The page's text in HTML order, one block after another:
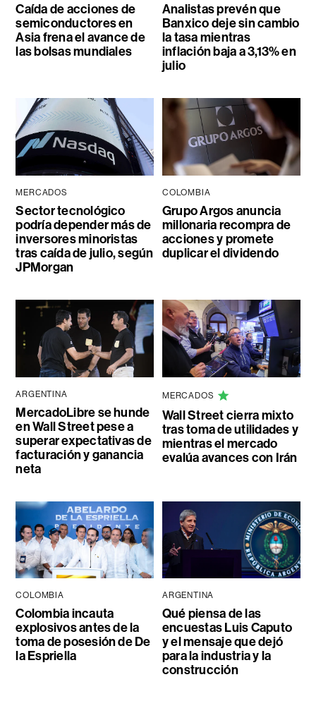
Caída de acciones de
semiconductores en
Asia frena el avance de
las bolsas mundiales
Analistas prevén que
Banxico deje sin cambio
la tasa mientras
inflación baja a 3,13% en
julio
MERCADOS
Sector tecnológico
podría depender más de
inversores minoristas
tras caída de julio, según
JPMorgan
COLOMBIA
Grupo Argos anuncia
millonaria recompra de
acciones y promete
duplicar el dividendo
ARGENTINA
MercadoLibre se hunde
en Wall Street pese a
superar expectativas de
facturación y ganancia
neta
MERCADOS
Wall Street cierra mixto
tras toma de utilidades y
mientras el mercado
evalúa avances con Irán
COLOMBIA
Colombia incauta
explosivos antes de la
toma de posesión de De
la Espriella
ARGENTINA
Qué piensa de las
encuestas Luis Caputo
y el mensaje que dejó
para la industria y la
construcción